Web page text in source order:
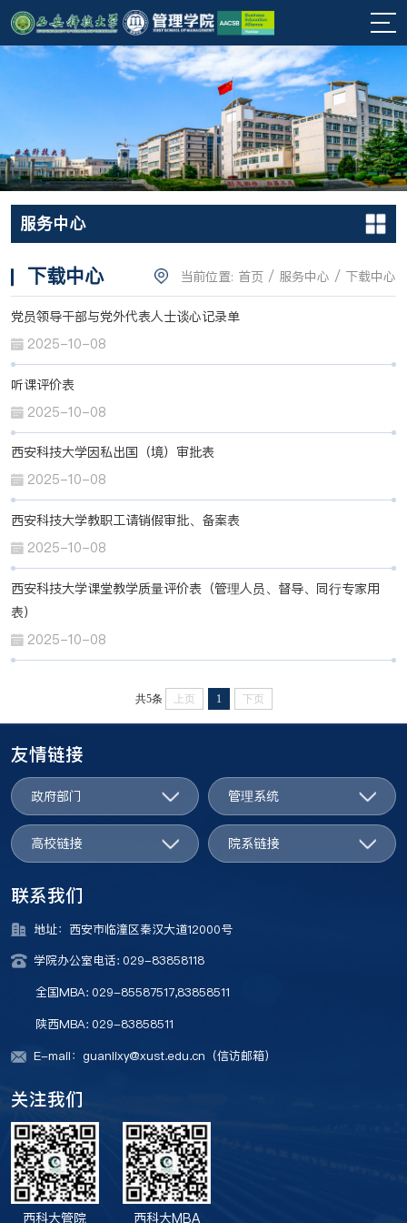
服务中心
下载中心 当前位置: 首页 / 服务中心 / 下载中心
2025-10-08
党员领导干部与党外代表人士谈心记录单
2025-10-08
听课评价表
2025-10-08
西安科技大学因私出国（境）审批表
2025-10-08
西安科技大学教职工请销假审批、备案表
2025-10-08
西安科技大学课堂教学质量评价表（管理人员、督导、同行专家用
表）
共5条 上页 1 下页
友情链接
政府部门 管理系统
高校链接 院系链接
联系我们
地址：西安市临潼区秦汉大道12000号
学院办公室电话: 029-83858118
全国MBA: 029-85587517,83858511
陕西MBA: 029-83858511
E-mail：guanlixy@xust.edu.cn（信访邮箱）
关注我们
西科大管院 西科大MBA